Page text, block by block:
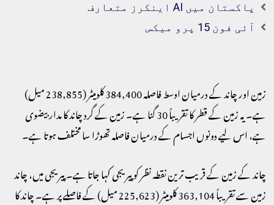
پاکستان میں AI اینکرز متعارف
آئی فون 15 پرو میکس
زمین اور چاند کے درمیان اوسط فاصلہ 384,400 کلومیٹر (238,855 میل)
ہے۔ یہ زمین کے قطر کا تقریباً 30 گنا ہے۔ زمین کے گرد چاند کا مدار بیضوی
ہے، اس لیے دونوں اجسام کے درمیان فاصلہ تھوڑا سا مختلف ہوتا ہے۔
چاند کے زمین کے قریب ترین نقطہ نظر کو پیریجی کہا جاتا ہے۔ پیریجی میں، چاند
زمین سے تقریباً 363,104 کلومیٹر (225,623 میل) کے فاصلے پر ہے۔ چاند کا